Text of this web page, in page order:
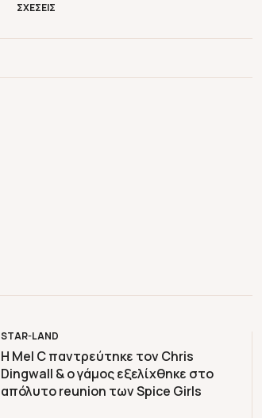
ΣΧΕΣΕΙΣ
STAR-LAND
H Mel C παντρεύτηκε τον Chris
Dingwall & ο γάμος εξελίχθηκε στο
απόλυτο reunion των Spice Girls